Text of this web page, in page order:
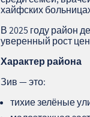
хайфских
В 2025 году район
уверенный рост
Характер района
Зив — это:
тихие зелёные